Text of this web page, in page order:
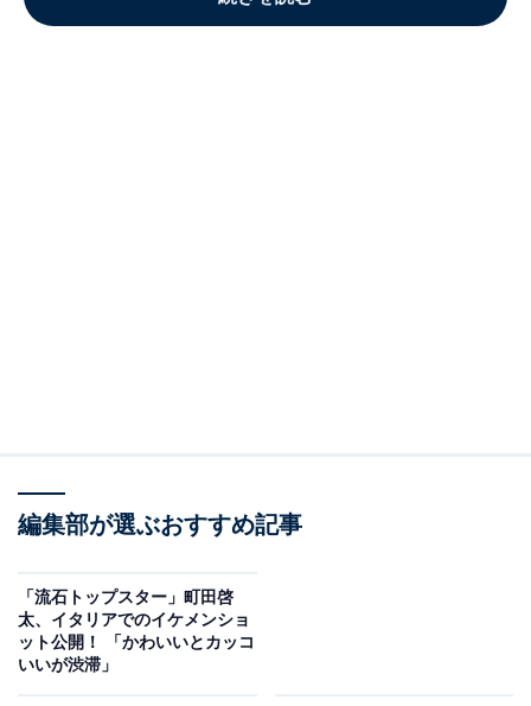
編集部が選ぶおすすめ記事
「流石トップスター」町田啓
太、イタリアでのイケメンショ
ット公開！ 「かわいいとカッコ
いいが渋滞」